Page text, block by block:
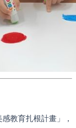
教育扎根計畫」，